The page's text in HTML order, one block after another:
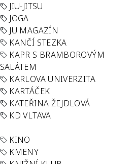
JIU-JITSU
JOGA
JU MAGAZÍN
KANČÍ STEZKA
KAPR S BRAMBOROVÝM
SALÁTEM
KARLOVA UNIVERZITA
KARTÁČEK
KATEŘINA ŽEJDLOVÁ
KD VLTAVA
KINO
KMENY